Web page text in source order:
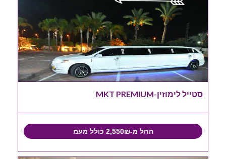
סטייל לימוזין-MKT PREMIUM
החל מ-2,550₪ כולל מעמ